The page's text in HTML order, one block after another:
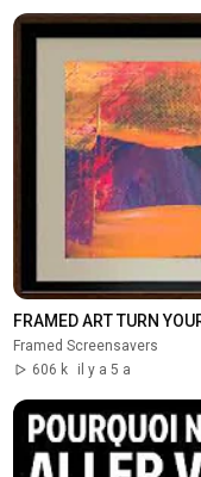
FRAMED ART TURN
Framed Screensavers
606 k
il y a 5 a